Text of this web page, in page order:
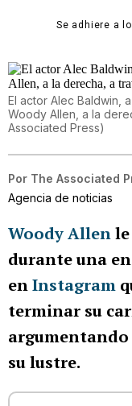
Se adhiere a
El actor Alec Baldwin,
Woody Allen, a la
Associated Press)
Por The Associated
Agencia de noticias
Woody Allen
durante una
enInstagram
terminar su
su lustre.